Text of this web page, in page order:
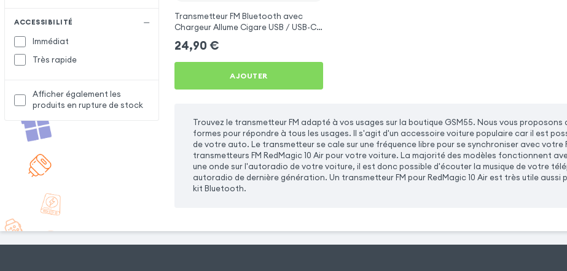
ACCESSIBILITÉ
Immédiat
Très rapide
Afficher également les
produits en rupture de stock
Transmetteur FM Bluetooth avec
Chargeur Allume Cigare USB / USB-C,
24,90 €
AJOUTER
Trouvez le transmetteur FM adapté à vos usages sur la boutique GSM55. Nous vous
formes pour répondre à tous les usages. Il s'agit d'un accessoire voiture populaire car il est
de votre auto. Le transmetteur se cale sur une fréquence libre pour se synchroniser avec votre
transmetteurs FM RedMagic 10 Air pour votre voiture. La majorité des modèles fonctionnent
une onde sur l'autoradio de votre voiture, il est donc possible d'écouter la musique de votre
autoradio de dernière génération. Un transmetteur FM pour RedMagic 10 Air est très utile
kit Bluetooth.